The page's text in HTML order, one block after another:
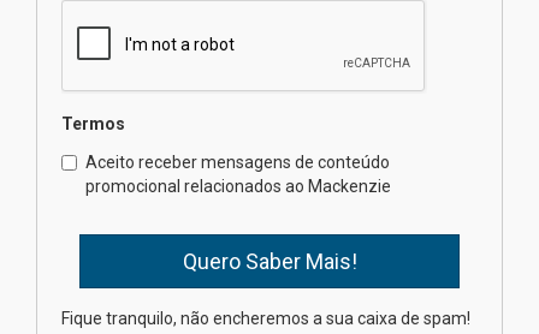
Brasília prepara seus
mesmo do Ensino Médio
Como os pais podem investir
na educação dos filhos além da
escola
Transformadora reúne
Termos
Aceito receber mensagens de conteúdo
promocional relacionados ao Mackenzie
Fique tranquilo, não encheremos a sua caixa de spam!